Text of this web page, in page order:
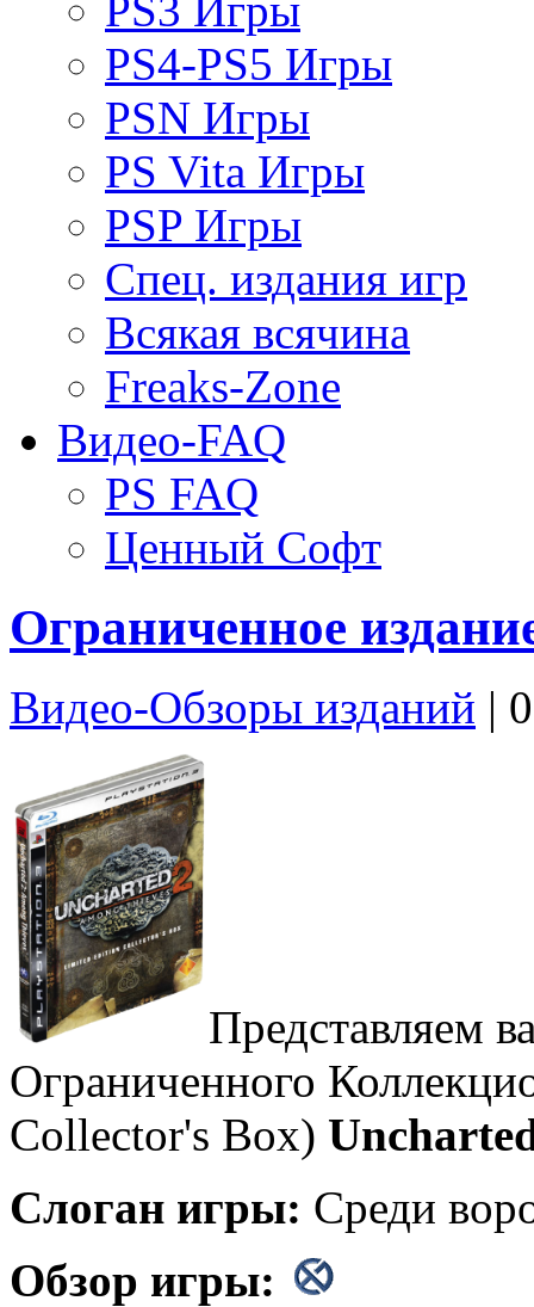
PS4-PS5 Игры
PSN Игры
PS Vita Игры
PSP Игры
Спец. издания игр
Всякая всячина
Freaks-Zone
Видео-FAQ
PS FAQ
Ценный Софт
Ограниченное
Видео-Обзоры изданий |
Представляем
Ограниченного
Collector's Box)
Слоган игры: Среди
Обзор игры: